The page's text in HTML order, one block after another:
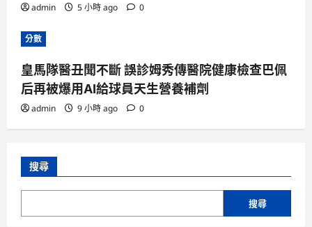
admin 5 小時 ago 0
分數
皇馬隊醫丑聞不斷 誤診姆秀傳醫院健康檢查巴佩
后再被爆用AI給球員天生營養補劑
admin 9 小時 ago 0
搜尋
搜尋